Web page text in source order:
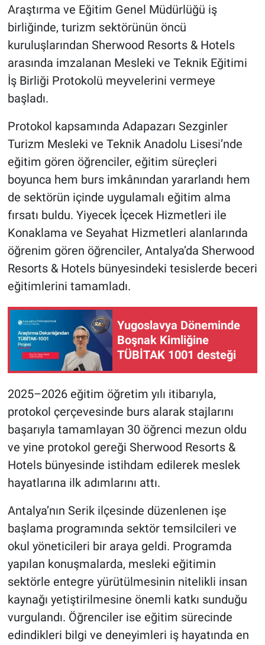
Araştırma ve Eğitim Genel Müdürlüğü iş
birliğinde, turizm sektörünün öncü
kuruluşlarından Sherwood Resorts & Hotels
arasında imzalanan Mesleki ve Teknik Eğitimi
İş Birliği Protokolü meyvelerini vermeye
başladı.
Protokol kapsamında Adapazarı Sezginler
Turizm Mesleki ve Teknik Anadolu Lisesi’nde
eğitim gören öğrenciler, eğitim süreçleri
boyunca hem burs imkânından yararlandı hem
de sektörün içinde uygulamalı eğitim alma
fırsatı buldu. Yiyecek İçecek Hizmetleri ile
Konaklama ve Seyahat Hizmetleri alanlarında
öğrenim gören öğrenciler, Antalya’da Sherwood
Resorts & Hotels bünyesindeki tesislerde beceri
eğitimlerini tamamladı.
Yugoslavya Döneminde
Boşnak Kimliğine
TÜBİTAK 1001 desteği
2025–2026 eğitim öğretim yılı itibarıyla,
protokol çerçevesinde burs alarak stajlarını
başarıyla tamamlayan 30 öğrenci mezun oldu
ve yine protokol gereği Sherwood Resorts &
Hotels bünyesinde istihdam edilerek meslek
hayatlarına ilk adımlarını attı.
Antalya’nın Serik ilçesinde düzenlenen işe
başlama programında sektör temsilcileri ve
okul yöneticileri bir araya geldi. Programda
yapılan konuşmalarda, mesleki eğitimin
sektörle entegre yürütülmesinin nitelikli insan
kaynağı yetiştirilmesine önemli katkı sunduğu
vurgulandı. Öğrenciler ise eğitim sürecinde
edindikleri bilgi ve deneyimleri iş hayatında en